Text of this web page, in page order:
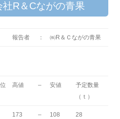
へ
プ
R＆Cながの青果
報告者 ： ㈱R＆Ｃながの青果
高値 – 安値
予定数量
（ｔ）
173 – 108 28